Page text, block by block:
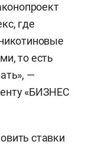
где
то есть
—
«БИЗНЕС
ставки